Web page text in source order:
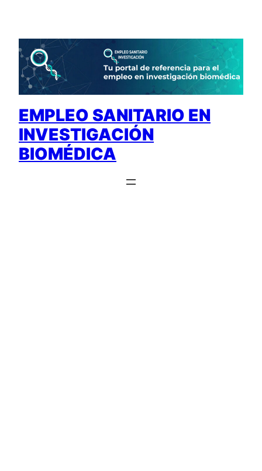
contenido
EMPLEO SANITARIO EN
INVESTIGACIÓN
BIOMÉDICA